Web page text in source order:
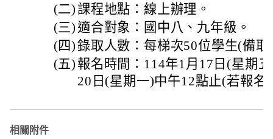
(二)課程地點：線上辦理。
(三) 適合對象：國中八、九年級。
(四)錄取人數：每梯次50位學生(備
(五) 報名時間：114年1月17日(星期
20日(星期一)中午12點止(若報名
相關附件